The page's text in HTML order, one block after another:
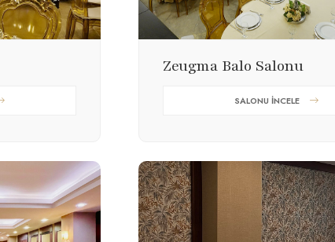
Zeugma Balo Salonu
SALONU İNCELE